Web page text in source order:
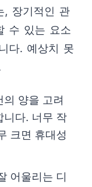
, 장기적인 관
수 있는 요소
다. 예상치 못
양을 고려
니다. 너무 작
크면 휴대성
어울리는 디